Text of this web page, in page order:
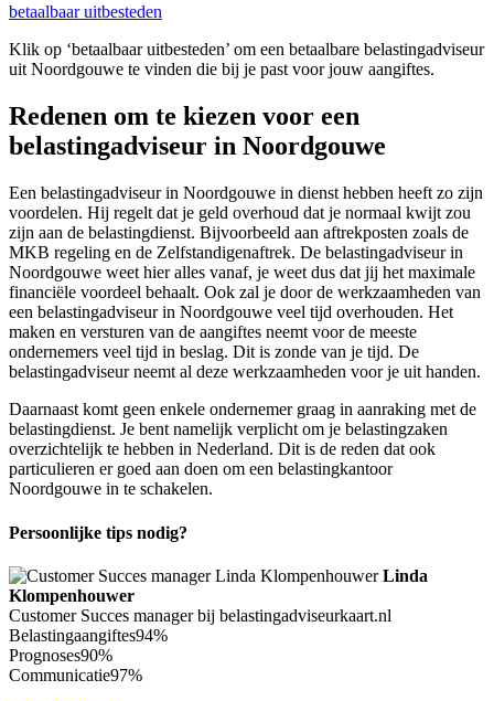
betaalbaar uitbesteden
Klik op ‘betaalbaar uitbesteden’ om een betaalbare belastingadviseur
uit Noordgouwe te vinden die bij je past voor jouw aangiftes.
Redenen om te kiezen voor een
belastingadviseur in Noordgouwe
Een belastingadviseur in Noordgouwe in dienst hebben heeft zo zijn
voordelen. Hij regelt dat je geld overhoud dat je normaal kwijt zou
zijn aan de belastingdienst. Bijvoorbeeld aan aftrekposten zoals de
MKB regeling en de Zelfstandigenaftrek. De belastingadviseur in
Noordgouwe weet hier alles vanaf, je weet dus dat jij het maximale
financiële voordeel behaalt. Ook zal je door de werkzaamheden van
een belastingadviseur in Noordgouwe veel tijd overhouden. Het
maken en versturen van de aangiftes neemt voor de meeste
ondernemers veel tijd in beslag. Dit is zonde van je tijd. De
belastingadviseur neemt al deze werkzaamheden voor je uit handen.
Daarnaast komt geen enkele ondernemer graag in aanraking met de
belastingdienst. Je bent namelijk verplicht om je belastingzaken
overzichtelijk te hebben in Nederland. Dit is de reden dat ook
particulieren er goed aan doen om een belastingkantoor
Noordgouwe in te schakelen.
Persoonlijke tips nodig?
Linda
Klompenhouwer
Customer Succes manager bij belastingadviseurkaart.nl
Belastingaangiftes94%
Prognoses90%
Communicatie97%